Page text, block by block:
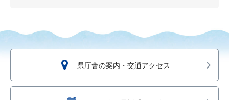
県庁舎の案内・交通アクセス